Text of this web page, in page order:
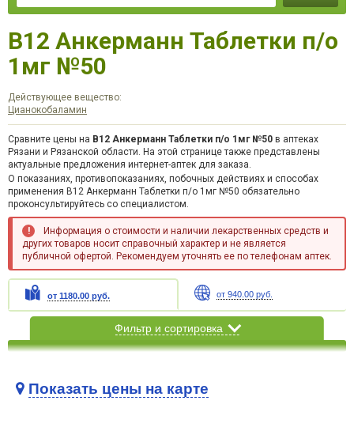
B12 Анкерманн Таблетки п/о
1мг №50
Действующее вещество:
Цианокобаламин
Сравните цены на B12 Анкерманн Таблетки п/о 1мг №50 в аптеках
Рязани и Рязанской области. На этой странице также представлены
актуальные предложения интернет-аптек для заказа.
О показаниях, противопоказаниях, побочных действиях и способах
применения B12 Анкерманн Таблетки п/о 1мг №50 обязательно
проконсультируйтесь со специалистом.
Информация о стоимости и наличии лекарственных средств и
других товаров носит справочный характер и не является
публичной офертой. Рекомендуем уточнять ее по телефонам аптек.
от 1180.00 руб. от 940.00 руб.
Фильтр и сортировка
Показать цены на карте